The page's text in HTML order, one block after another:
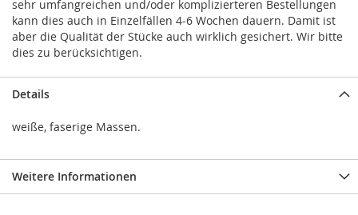
sehr umfangreichen und/oder komplizierteren Bestellungen
kann dies auch in Einzelfällen 4-6 Wochen dauern. Damit ist
aber die Qualität der Stücke auch wirklich gesichert. Wir bitte
dies zu berücksichtigen.
Details
weiße, faserige Massen.
Weitere Informationen